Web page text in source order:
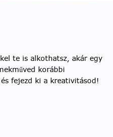
te is alkothatsz, akár egy
korábbi
fejezd ki a kreativitásod!